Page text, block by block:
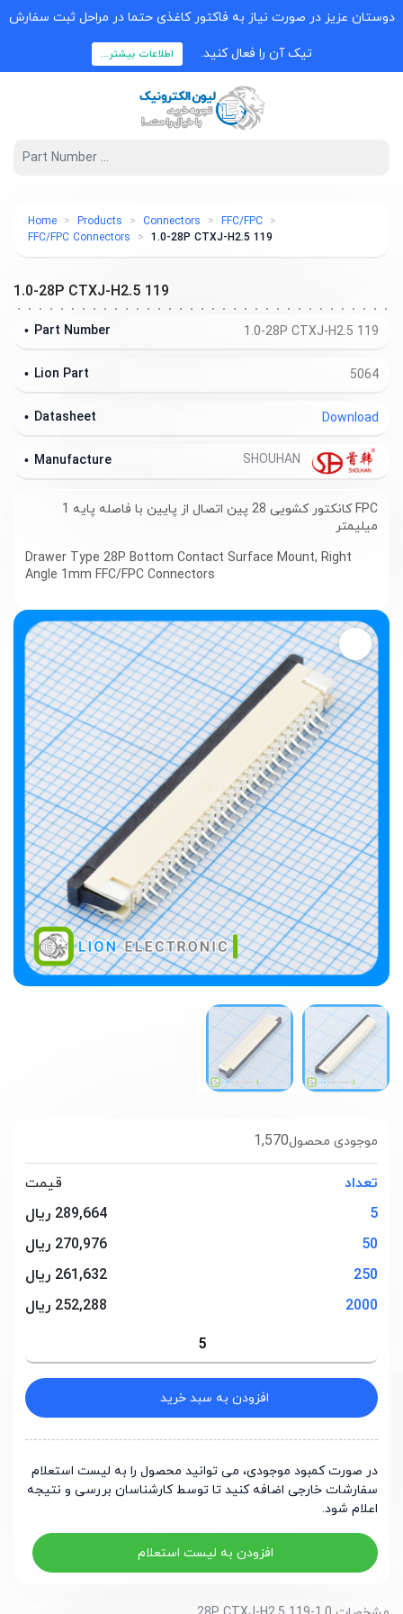
دوستان عزیز در صورت نیاز به فاکتور کاغذی حتما در مراحل ثبت سفارش
تیک آن را فعال کنید. اطلاعات بیشتر...
Home Products Connectors
FFC/FPC
FFC/FPC Connectors
1.0-28P CTXJ-H2.5 119
1,570موجودی محصول
تعداد
قیمت
5
289,664 ریال
50
270,976 ریال
250
261,632 ریال
2000
252,288 ریال
افزودن به سبد خرید
در صورت کمبود موجودی، می توانید محصول را به لیست استعلام
سفارشات خارجی اضافه کنید تا توسط کارشناسان بررسی و نتیجه
اعلام شود.
افزودن به لیست استعلام
1.0-28P CTXJ-H2.5 119
1.0-28P CTXJ-H2.5 119
Part Number
5064
Lion Part
Download
Datasheet
Manufacture
FPC کانکتور کشویی 28 پین اتصال از پایین با فاصله پایه 1
میلیمتر
Drawer Type 28P Bottom Contact Surface Mount, Right
Angle 1mm FFC/FPC Connectors